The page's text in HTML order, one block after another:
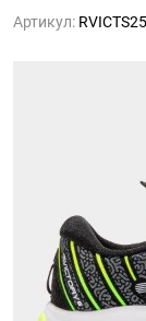
Артикул: